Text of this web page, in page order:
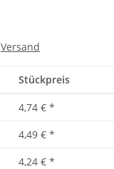
Versand
Stückpreis
4,74 € *
4,49 € *
4,24 € *